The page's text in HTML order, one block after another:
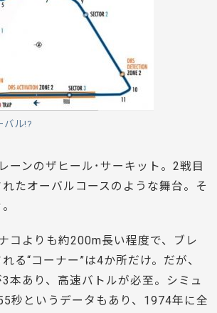
バル!?
ーンのザヒール･サーキット。2戦目
たオーバルコースのような舞台。そ
コよりも約200m長い程度で、ブレ
る“コーナー”は4か所だけ。だが、
本あり、高速バトルが必至。シミュ
秒というデータもあり、1974年に全